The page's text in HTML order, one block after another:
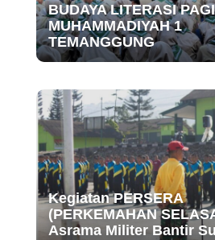
BUDAYA LITERASI
MUHAMMADIYAH 1
TEMANGGUNG
Kegiatan PERSERA
(PERKEMAHAN
Asrama Militer Bantir